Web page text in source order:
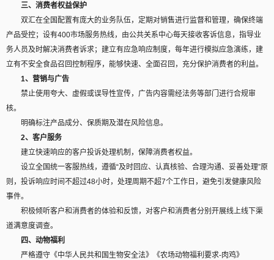
三、消费者权益保护
双汇在全国配置有庞大的业务队伍，定期对销售进行监督和管理，确保终端
产品受控；设有400市场服务热线，由公共关系中心每天接收客诉信息，指导业
务人员及时解决消费者诉求；建立有应急响应制度，每年进行模拟应急演练，建
立有不安全食品召回控制程序，能够快速、全面召回，充分保护消费者的利益。
1、营销与广告
禁止使用夸大、虚假或误导性宣传，广告内容需经法务等部门进行合规审
核。
明确标注产品成分、保质期及潜在风险信息。
2、客户服务
建立快速响应的客户投诉处理机制，保障消费者权益。
设立全国统一客服热线，遵循“及时回应、认真核验、合理沟通、妥善处理”原
则，投诉响应时间不超过48小时，处理周期不超7个工作日，避免引发健康风险
事件。
积极倾听客户和消费者的体验和反馈，对客户和消费者分别开展线上线下渠
道满意度调查。
四、动物福利
严格遵守《中华人民共和国生物安全法》《农场动物福利要求-肉鸡》